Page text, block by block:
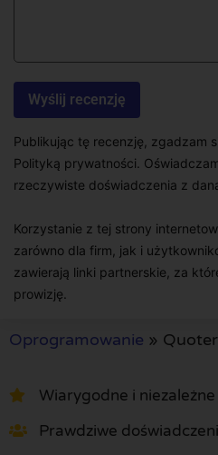
Publikując tę recenzję, zgadzam
Polityką prywatności.
rzeczywiste doświadczenia z
Korzystanie z tej strony
zarówno dla firm, jak i
zawierają linki partnerskie, za
prowizję.
Oprogramowanie » Quoter
Wiarygodne i
Prawdziwe